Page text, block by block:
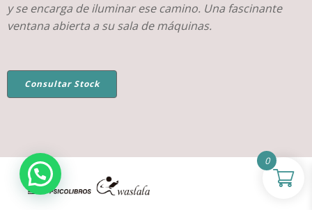
y se encarga de iluminar ese camino. Una fascinante
ventana abierta a su sala de máquinas.
Consultar Stock
0